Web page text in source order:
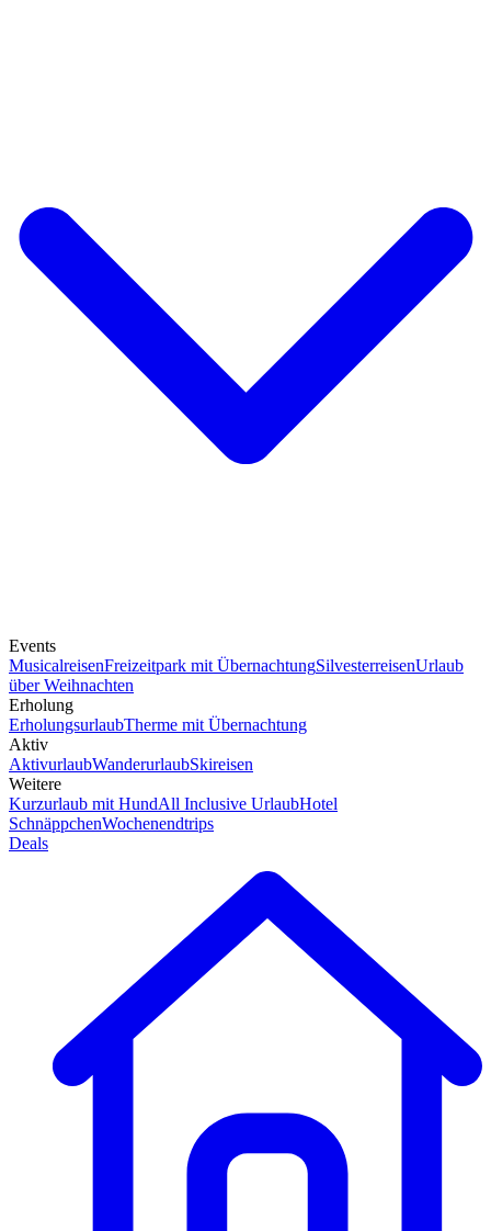
Events
MusicalreisenFreizeitpark mit ÜbernachtungSilvesterreisenUrlaub
über Weihnachten
Erholung
ErholungsurlaubTherme mit Übernachtung
Aktiv
AktivurlaubWanderurlaubSkireisen
Weitere
Kurzurlaub mit HundAll Inclusive UrlaubHotel
SchnäppchenWochenendtrips
Deals